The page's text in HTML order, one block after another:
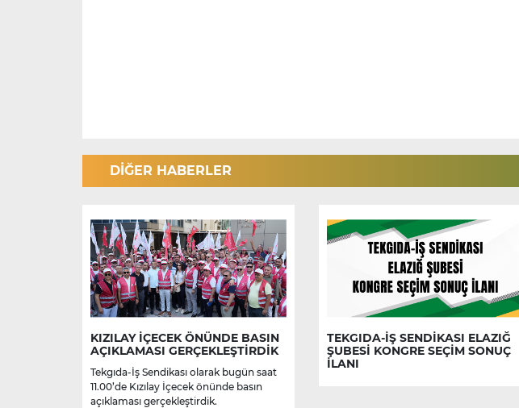
DİĞER HABERLER
KIZILAY İÇECEK ÖNÜNDE BASIN
AÇIKLAMASI GERÇEKLEŞTİRDİK
Tekgıda-İş Sendikası olarak bugün saat
11.00’de Kızılay İçecek önünde basın
açıklaması gerçekleştirdik.
TEKGIDA-İŞ SENDİKASI ELAZIĞ
ŞUBESİ KONGRE SEÇİM SONUÇ
İLANI